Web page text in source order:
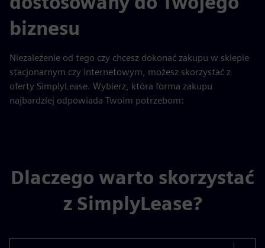
biznesu
Niezależenie od tego czy chcesz dokonać zakupu w sklepie
stacjonarnym czy internetowym, możesz skorzystać z
oferty SimplyLease. Wybierz, która forma zakupu
najbardziej odpowiada Twoim potrzebom:
Dlaczego warto skorzystać
z SimplyLease?